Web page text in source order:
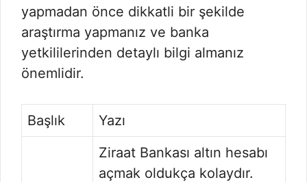
yapmadan önce dikkatli bir şekilde
araştırma yapmanız ve banka
yetkililerinden detaylı bilgi almanız
önemlidir.
Başlık Yazı
Ziraat Bankası altın hesabı
açmak oldukça kolaydır.